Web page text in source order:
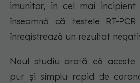
imunitar, în cel mai incipient
înseamnă că testele RT-
înregistrează un rezultat
Noul studiu arată că aceste
pur și simplu rapid de